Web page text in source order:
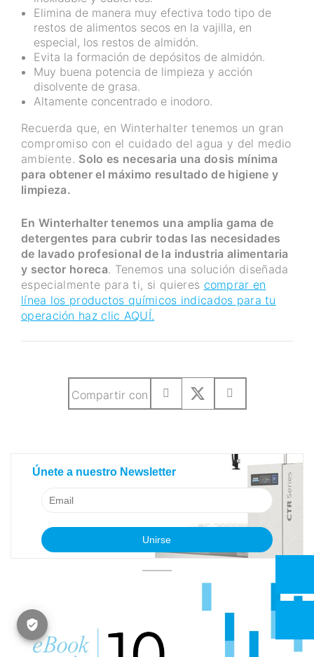
Elimina de manera muy efectiva todo tipo de
restos de alimentos secos en la vajilla, en
especial, los restos de almidón.
Evita la formación de depósitos de almidón.
Muy buena potencia de limpieza y acción
disolvente de grasa.
Altamente concentrado e inodoro.
Recuerda que, en Winterhalter tenemos un gran
compromiso con el cuidado del agua y del medio
ambiente. Solo es necesaria una dosis mínima
para obtener el máximo resultado de higiene y
limpieza.
En Winterhalter tenemos una amplia gama de
detergentes para cubrir todas las necesidades
de lavado profesional de la industria alimentaria
y sector horeca. Tenemos una solución diseñada
especialmente para ti, si quieres comprar en
línea los productos químicos indicados para tu
operación haz clic AQUÍ.
Compartir con
Únete a nuestro Newsletter